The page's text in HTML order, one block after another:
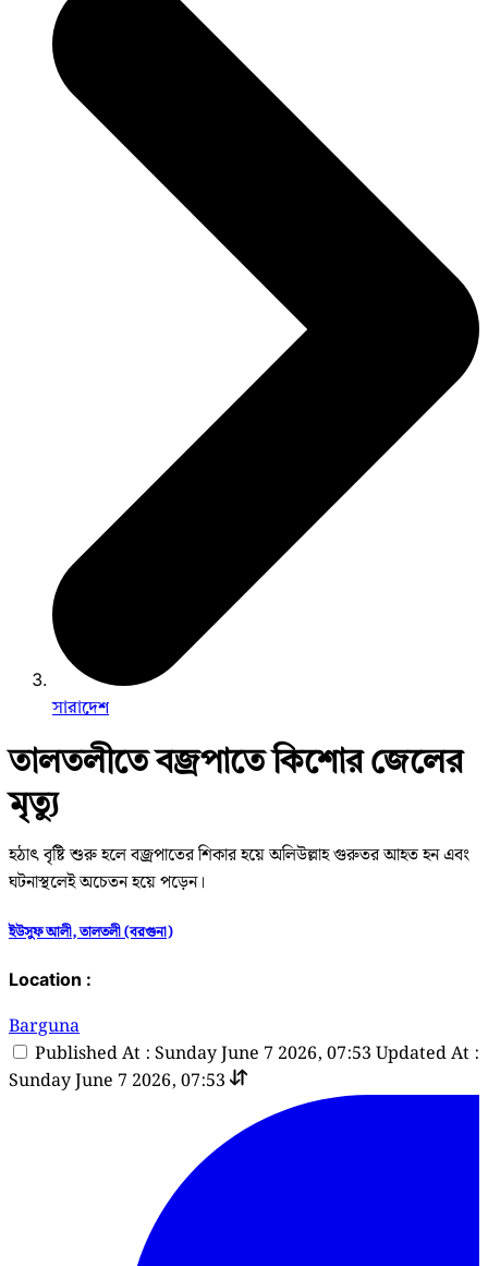
সারাদেশ
তালতলীতে বজ্রপাতে কিশোর জেলের
মৃত্যু
হঠাৎ বৃষ্টি শুরু হলে বজ্রপাতের শিকার হয়ে অলিউল্লাহ গুরুতর আহত হন এবং
ঘটনাস্থলেই অচেতন হয়ে পড়েন।
ইউসুফ আলী, তালতলী (বরগুনা)
Location :
Barguna
Published At : Sunday June 7 2026, 07:53 Updated At :
Sunday June 7 2026, 07:53